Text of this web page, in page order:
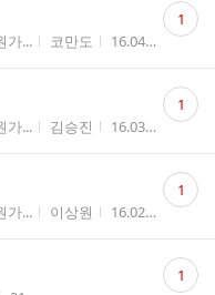
... 작성자
코만도 작성시간
16.04.04 조회
16
댓
글 1
... 작성자
김승진 작성시간
16.03.05 조회
32
댓
글 1
... 작성자
이상원 작성시간
16.02.26 조회
23
댓
글 1
댓
글 1